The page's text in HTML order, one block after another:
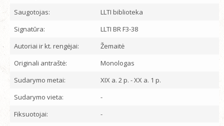
Saugotojas:
LLTI biblioteka
Signatūra:
LLTI BR F3-38
Autoriai ir kt. rengėjai:
Žemaitė
Originali antraštė:
Monologas
Sudarymo metai:
XIX a. 2 p. - XX a. 1 p.
Sudarymo vieta:
-
Fiksuotojai:
-